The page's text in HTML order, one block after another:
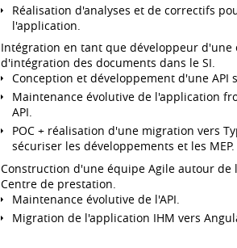
Réalisation d'analyses et de correctifs
l'application.
Intégration en tant que développeur
d'intégration des documents dans le SI.
Conception et développement d'une API
Maintenance évolutive de l'application
API.
POC + réalisation d'une migration vers
sécuriser les développements et les MEP.
Construction d'une équipe Agile autour de
Centre de prestation.
Maintenance évolutive de l'API.
Migration de l'application IHM vers